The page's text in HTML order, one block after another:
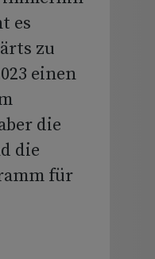
es
zu
einen
die
die
für